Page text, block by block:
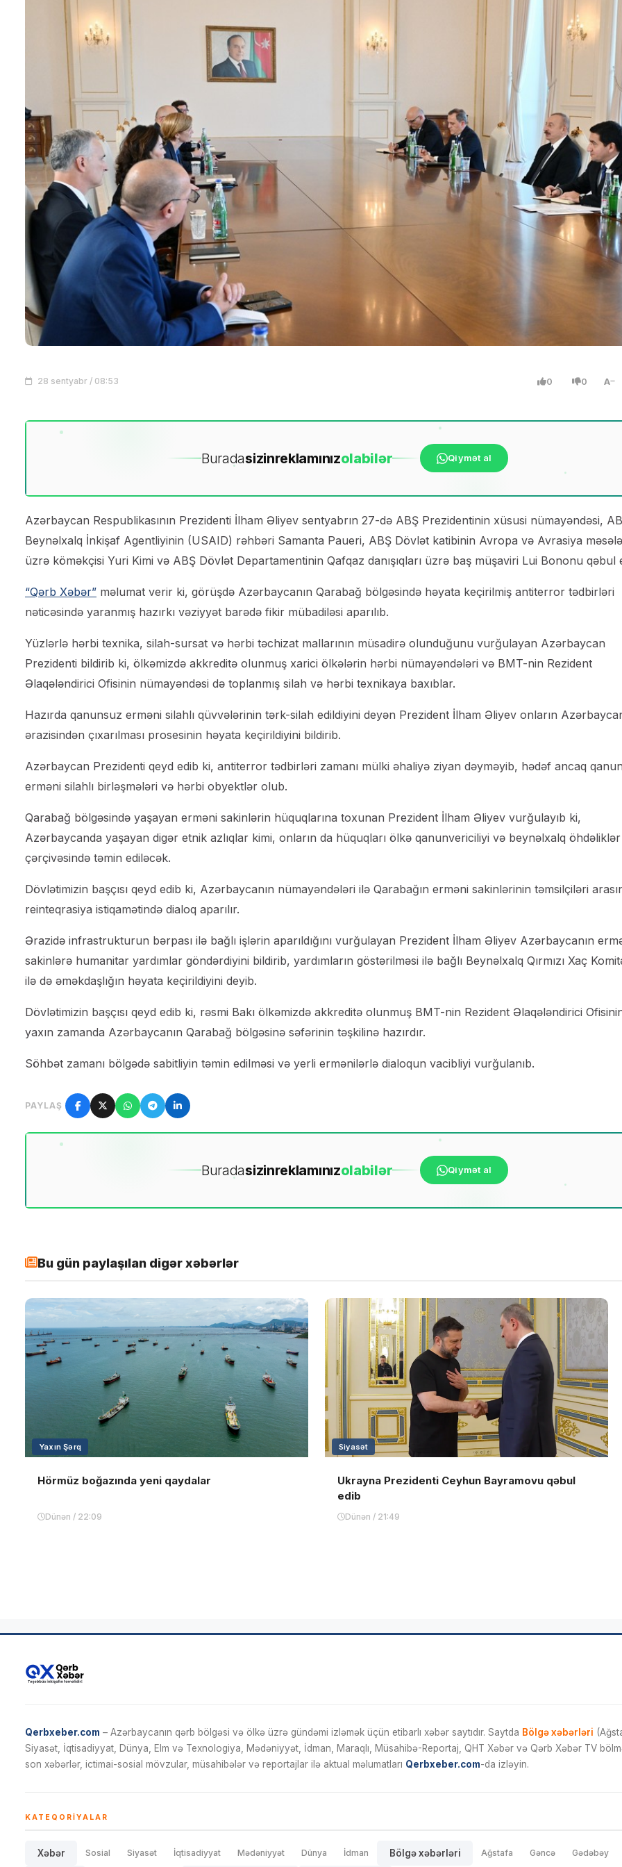
28 sentyabr / 08:53 0 0 A
Buradasizinreklamınızolabilər Qiymət al
Azərbaycan Respublikasının Prezidenti İlham Əliyev sentyabrın 27-də ABŞ Prezidentinin xüsusi nümayəndəsi,
Beynəlxalq İnkişaf Agentliyinin (USAID) rəhbəri Samanta Paueri, ABŞ Dövlət katibinin Avropa və Avrasiya
üzrə köməkçisi Yuri Kimi və ABŞ Dövlət Departamentinin Qafqaz danışıqları üzrə baş müşaviri Lui Bononu qəbul
“Qərb Xəbər” məlumat verir ki, görüşdə Azərbaycanın Qarabağ bölgəsində həyata keçirilmiş antiterror tədbirləri
nəticəsində yaranmış hazırkı vəziyyət barədə fikir mübadiləsi aparılıb.
Yüzlərlə hərbi texnika, silah-sursat və hərbi təchizat mallarının müsadirə olunduğunu vurğulayan Azərbaycan
Prezidenti bildirib ki, ölkəmizdə akkreditə olunmuş xarici ölkələrin hərbi nümayəndələri və BMT-nin Rezident
Əlaqələndirici Ofisinin nümayəndəsi də toplanmış silah və hərbi texnikaya baxıblar.
Hazırda qanunsuz erməni silahlı qüvvələrinin tərk-silah edildiyini deyən Prezident İlham Əliyev onların
ərazisindən çıxarılması prosesinin həyata keçirildiyini bildirib.
Azərbaycan Prezidenti qeyd edib ki, antiterror tədbirləri zamanı mülki əhaliyə ziyan dəyməyib, hədəf ancaq
erməni silahlı birləşmələri və hərbi obyektlər olub.
Qarabağ bölgəsində yaşayan erməni sakinlərin hüquqlarına toxunan Prezident İlham Əliyev vurğulayıb ki,
Azərbaycanda yaşayan digər etnik azlıqlar kimi, onların da hüquqları ölkə qanunvericiliyi və beynəlxalq öhdəliklər
çərçivəsində təmin ediləcək.
Dövlətimizin başçısı qeyd edib ki, Azərbaycanın nümayəndələri ilə Qarabağın erməni sakinlərinin təmsilçiləri
reinteqrasiya istiqamətində dialoq aparılır.
Ərazidə infrastrukturun bərpası ilə bağlı işlərin aparıldığını vurğulayan Prezident İlham Əliyev Azərbaycanın
sakinlərə humanitar yardımlar göndərdiyini bildirib, yardımların göstərilməsi ilə bağlı Beynəlxalq Qırmızı Xaç
ilə də əməkdaşlığın həyata keçirildiyini deyib.
Dövlətimizin başçısı qeyd edib ki, rəsmi Bakı ölkəmizdə akkreditə olunmuş BMT-nin Rezident Əlaqələndirici
yaxın zamanda Azərbaycanın Qarabağ bölgəsinə səfərinin təşkilinə hazırdır.
Söhbət zamanı bölgədə sabitliyin təmin edilməsi və yerli ermənilərlə dialoqun vacibliyi vurğulanıb.
PAYLAŞ
Buradasizinreklamınızolabilər Qiymət al
Bu gün paylaşılan digər xəbərlər
Yaxın Şərq
Hörmüz boğazında yeni qaydalar
Dünən / 22:09
Siyasət
Ukrayna Prezidenti Ceyhun Bayramovu qəbul
edib
Dünən / 21:49
Qerbxeber.com – Azərbaycanın qərb bölgəsi və ölkə üzrə gündəmi izləmək üçün etibarlı xəbər saytıdır. Saytda Bölgə xəbərləri
Siyasət, İqtisadiyyat, Dünya, Elm və Texnologiya, Mədəniyyət, İdman, Maraqlı, Müsahibə-Reportaj, QHT Xəbər və Qərb Xəbər TV
son xəbərlər, ictimai-sosial mövzular, müsahibələr və reportajlar ilə aktual məlumatları Qerbxeber.com-da izləyin.
KATEQORIYALAR
Xəbər Sosial Siyasət İqtisadiyyat Mədəniyyət Dünya İdman Bölgə xəbərləri Ağstafa Gəncə Gədəbəy